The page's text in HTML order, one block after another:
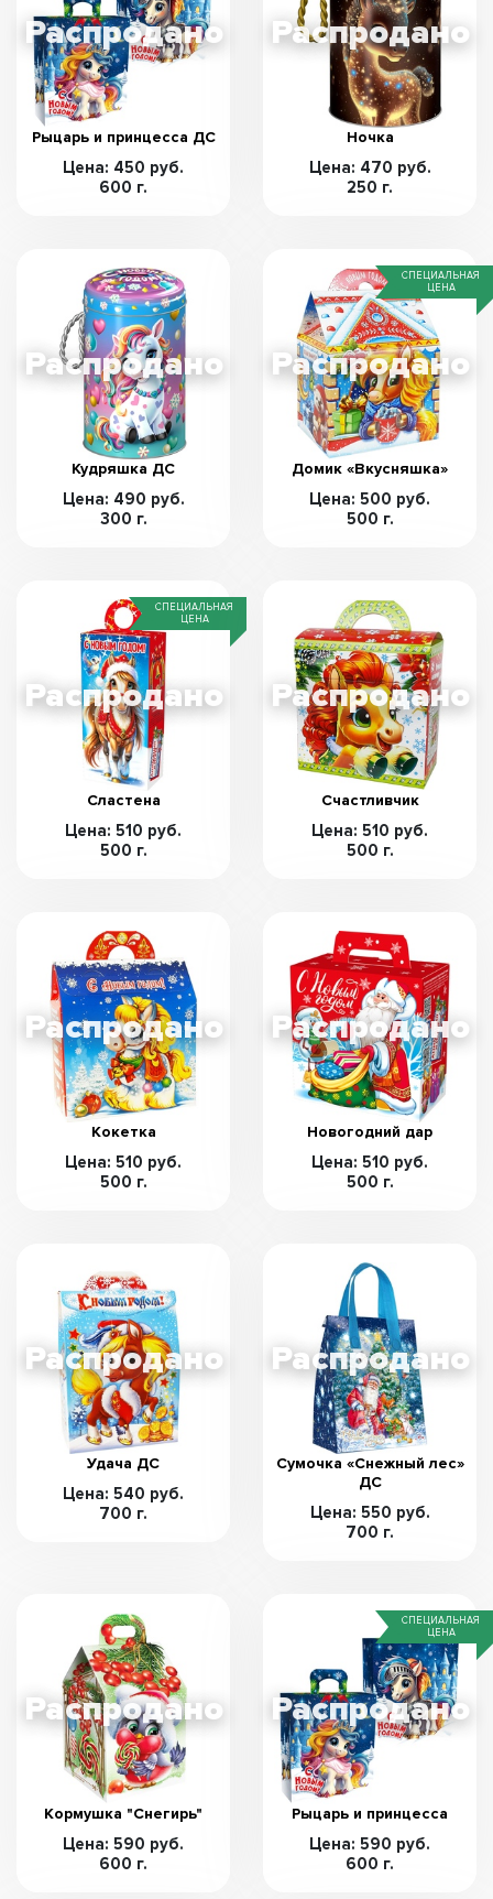
Рыцарь и принцесса ДС
Цена: 450 руб.
600 г.
Ночка
Цена: 470 руб.
250 г.
Кудряшка ДС
Цена: 490 руб.
300 г.
СПЕЦИАЛЬНАЯ
ЦЕНА
Домик «Вкусняшка»
Цена: 500 руб.
500 г.
СПЕЦИАЛЬНАЯ
ЦЕНА
Сластена
Цена: 510 руб.
500 г.
Счастливчик
Цена: 510 руб.
500 г.
Кокетка
Цена: 510 руб.
500 г.
Новогодний дар
Цена: 510 руб.
500 г.
Удача ДС
Цена: 540 руб.
700 г.
Сумочка «Снежный лес»
ДС
Цена: 550 руб.
700 г.
Кормушка "Снегирь"
Цена: 590 руб.
600 г.
СПЕЦИАЛЬНАЯ
ЦЕНА
Рыцарь и принцесса
Цена: 590 руб.
600 г.